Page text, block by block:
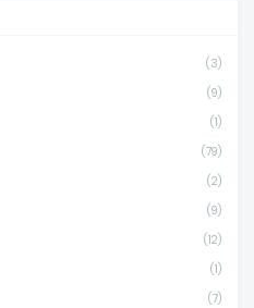
(3)
(9)
(1)
(79)
(2)
(9)
(12)
(1)
(7)